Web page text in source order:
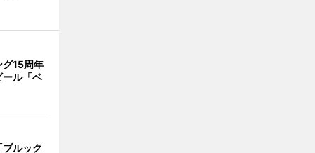
グ15周年
ル「ベ
ルック